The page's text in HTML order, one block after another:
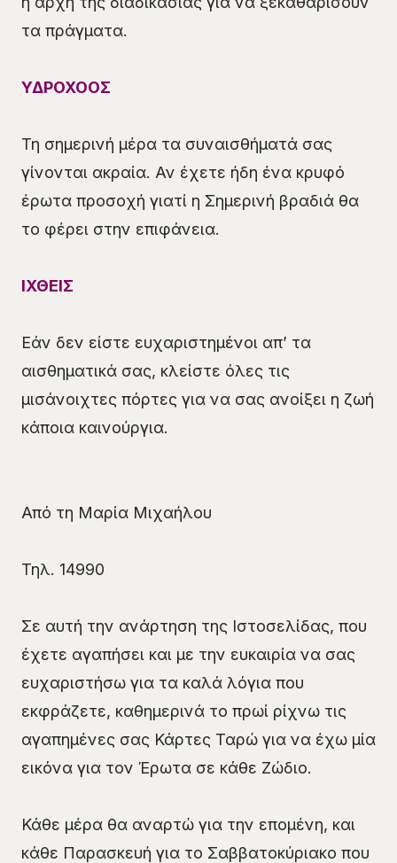
τα πράγματα.
ΥΔΡΟΧΟΟΣ
Τη σημερινή μέρα τα συναισθήματά σας
γίνονται ακραία. Αν έχετε ήδη ένα κρυφό
έρωτα προσοχή γιατί η Σημερινή βραδιά θα
το φέρει στην επιφάνεια.
ΙΧΘΕΙΣ
Εάν δεν είστε ευχαριστημένοι απ’ τα
αισθηματικά σας, κλείστε όλες τις
μισάνοιχτες πόρτες για να σας ανοίξει η ζωή
κάποια καινούργια.
Από τη Μαρία Μιχαήλου
Τηλ. 14990
Σε αυτή την ανάρτηση της Ιστοσελίδας, που
έχετε αγαπήσει και με την ευκαιρία να σας
ευχαριστήσω για τα καλά λόγια που
εκφράζετε, καθημερινά το πρωί ρίχνω τις
αγαπημένες σας Κάρτες Ταρώ για να έχω μία
εικόνα για τον Έρωτα σε κάθε Ζώδιο.
Κάθε μέρα θα αναρτώ για την επομένη, και
κάθε Παρασκευή για το Σαββατοκύριακο που